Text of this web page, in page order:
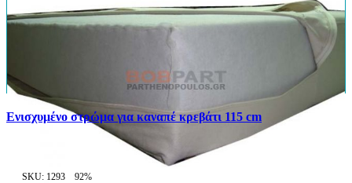
Ενισχυμένο στρώμα για καναπέ κρεβάτι 115 cm
SKU: 1293 92%